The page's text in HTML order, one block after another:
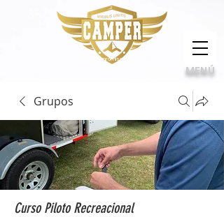
Calidad, compromiso e innovación
MENÚ
Grupos
Curso Piloto Recreacional